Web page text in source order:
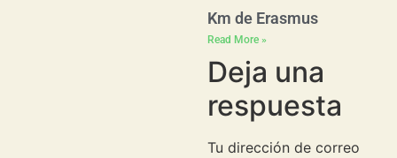
Km de Erasmus
Read More »
Deja una
respuesta
Tu dirección de correo